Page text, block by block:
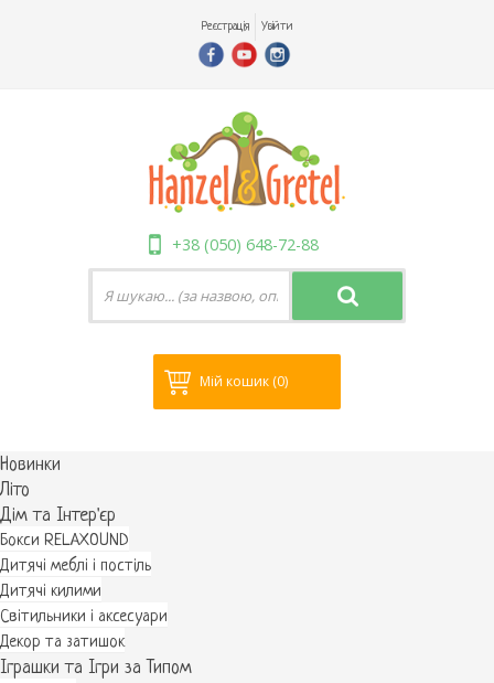
Реєстрація Увійти
+38 (050) 648-72-88
Мій кошик (0)
Новинки
Літо
Дім та Інтер'єр
Бокси RELAXOUND
Дитячі меблі і постіль
Дитячі килими
Світильники і аксесуари
Декор та затишок
Іграшки та Ігри за Типом